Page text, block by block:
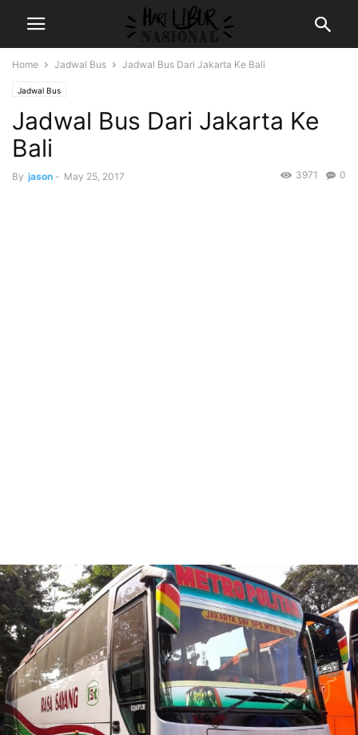
Home Jadwal Bus Jadwal Bus Dari Jakarta Ke Bali
Jadwal Bus
Jadwal Bus Dari Jakarta Ke
Bali
By jason - May 25, 2017 0
3971